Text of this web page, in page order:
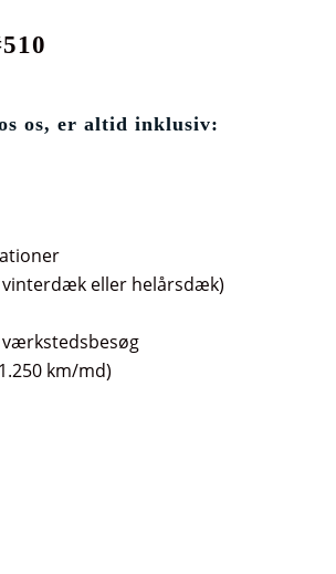
os, er altid inklusiv:
eller helårsdæk)
km/md)